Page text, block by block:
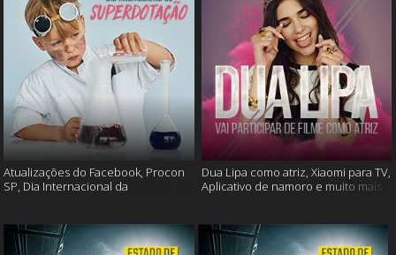
Atualizações do Facebook, Procon
SP, Dia Internacional da
Dua Lipa como atriz, Xiaomi para TV,
Aplicativo de namoro e muito mais